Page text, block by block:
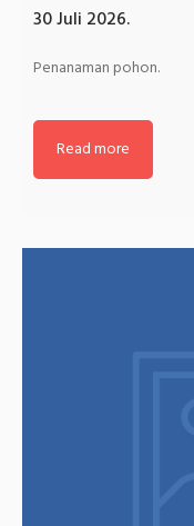
30 Juli 2026.
Penanaman pohon.
Read more